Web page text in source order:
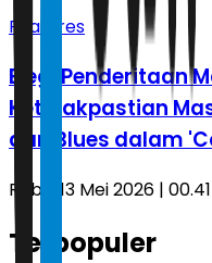
Features
Elegi Penderitaan
Ketidakpastian
dan Blues dalam
Rabu, 13 Mei 2026 |
Terpopuler